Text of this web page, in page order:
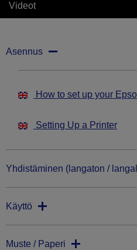
Videot
Asennus
How to set up your
Setting Up a Printer
Yhdistäminen (langaton /
Käyttö
Muste / Paperi